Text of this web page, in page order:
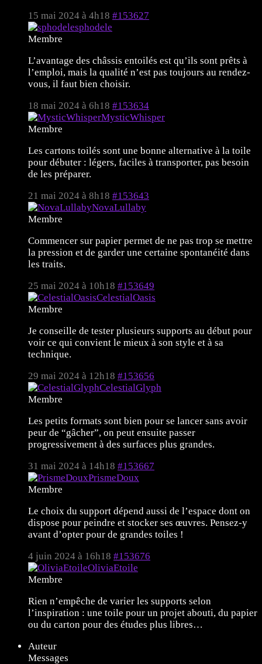
15 mai 2024 à 4h18 #153627
sphodele
Membre
L’avantage des châssis entoilés est qu’ils sont prêts à
l’emploi, mais la qualité n’est pas toujours au rendez-
vous, il faut bien choisir.
18 mai 2024 à 6h18 #153634
MysticWhisper
Membre
Les cartons toilés sont une bonne alternative à la toile
pour débuter : légers, faciles à transporter, pas besoin
de les préparer.
21 mai 2024 à 8h18 #153643
NovaLullaby
Membre
Commencer sur papier permet de ne pas trop se mettre
la pression et de garder une certaine spontanéité dans
les traits.
25 mai 2024 à 10h18 #153649
CelestialOasis
Membre
Je conseille de tester plusieurs supports au début pour
voir ce qui convient le mieux à son style et à sa
technique.
29 mai 2024 à 12h18 #153656
CelestialGlyph
Membre
Les petits formats sont bien pour se lancer sans avoir
peur de “gâcher”, on peut ensuite passer
progressivement à des surfaces plus grandes.
31 mai 2024 à 14h18 #153667
PrismeDoux
Membre
Le choix du support dépend aussi de l’espace dont on
dispose pour peindre et stocker ses œuvres. Pensez-y
avant d’opter pour de grandes toiles !
4 juin 2024 à 16h18 #153676
OliviaEtoile
Membre
Rien n’empêche de varier les supports selon
l’inspiration : une toile pour un projet abouti, du papier
ou du carton pour des études plus libres…
Auteur
Messages